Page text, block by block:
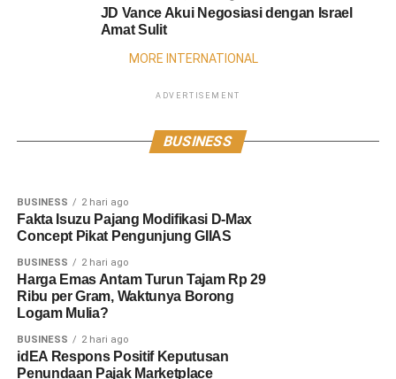
JD Vance Akui Negosiasi dengan Israel
Amat Sulit
MORE INTERNATIONAL
ADVERTISEMENT
BUSINESS
Nasional Pertengahan Tahun
Kisah Sukses Ashfa Madu Borobudur
Menjadi Destinasi Wisata Unggulan
BUSINESS 2 hari ago
Fakta Isuzu Pajang Modifikasi D-Max
Concept Pikat Pengunjung GIIAS
BUSINESS 2 hari ago
Harga Emas Antam Turun Tajam Rp 29
Ribu per Gram, Waktunya Borong
Logam Mulia?
BUSINESS 2 hari ago
idEA Respons Positif Keputusan
Penundaan Pajak Marketplace